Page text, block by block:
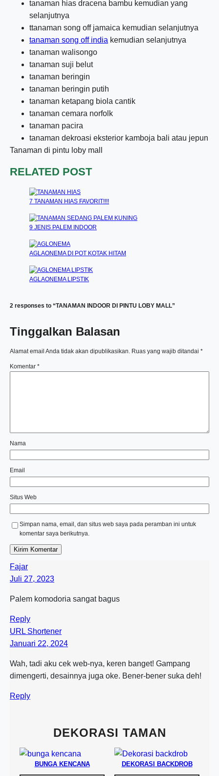
tanaman hias dracena bambu kemudian yang
selanjutnya
ttanaman song off jamaica kemudian selanjutnya
tanaman song off india kemudian selanjutnya
tanaman walisongo
tanaman suji belut
tanaman beringin
tanaman beringin putih
tanaman ketapang biola cantik
tanaman cemara norfolk
tanaman pacira
tanaman dekroasi eksterior kamboja bali atau jepun
Tanaman di pintu loby mall
RELATED POST
7 TANAMAN HIAS FAVORIT!!!!
9 JENIS PALEM INDOOR
AGLAONEMA DI POT KOTAK HITAM
AGLAONEMA LIPSTIK
2 responses to “TANAMAN INDOOR DI PINTU LOBY MALL”
Tinggalkan Balasan
Alamat email Anda tidak akan dipublikasikan. Ruas yang wajib ditandai *
Komentar *
Nama
Email
Situs Web
Simpan nama, email, dan situs web saya pada peramban ini untuk
komentar saya berikutnya.
Fajar
Juli 27, 2023
Palem komodoria sangat bagus
Reply
URL Shortener
Januari 22, 2024
Wah, tadi aku cek web-nya, keren banget! Gampang
dimengerti, desainnya juga oke. Bener-bener suka deh!
Reply
DEKORASI TAMAN
BUNGA KENCANA DEKORASI BACKDROB